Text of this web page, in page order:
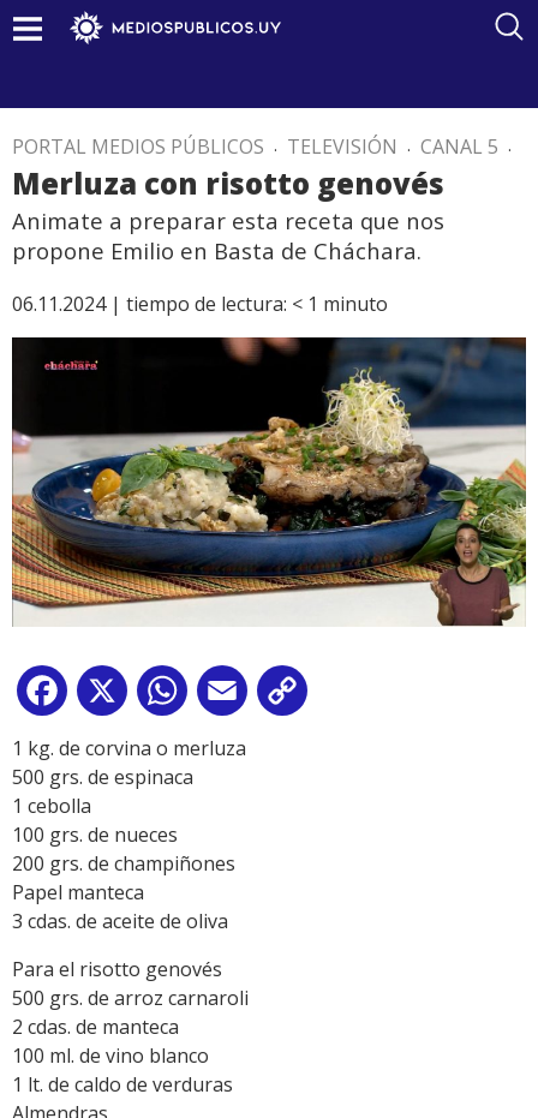
PORTAL MEDIOS PÚBLICOS . TELEVISIÓN . CANAL 5 .
Merluza con risotto genovés
Animate a preparar esta receta que nos
propone Emilio en Basta de Cháchara.
06.11.2024 | tiempo de lectura: < 1 minuto
Facebook
X WhatsApp
Email
1 kg. de corvina o merluza
500 grs. de espinaca
1 cebolla
100 grs. de nueces
200 grs. de champiñones
Papel manteca
3 cdas. de aceite de oliva
Para el risotto genovés
500 grs. de arroz carnaroli
2 cdas. de manteca
100 ml. de vino blanco
1 lt. de caldo de verduras